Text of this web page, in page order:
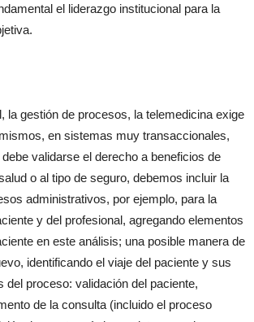
el liderazgo institucional para la
la gestión de procesos, la telemedicina exige
en sistemas muy transaccionales,
validarse el derecho a beneficios de
o al tipo de seguro, debemos incluir la
administrativos, por ejemplo, para la
y del profesional, agregando elementos
en este análisis; una posible manera de
identificando el viaje del paciente y sus
del proceso: validación del paciente,
de la consulta (incluido el proceso